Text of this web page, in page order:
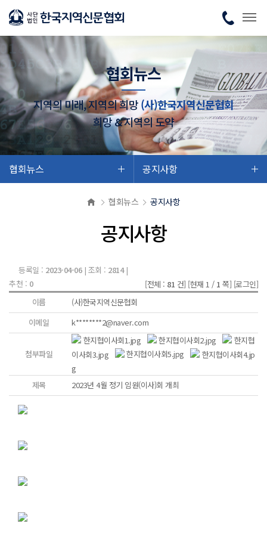
협회뉴스
지역의 미래, 지역의 희망(사)한국지역신문협회
희망 & 지역의 도약
협회뉴스 공지사항
협회뉴스 공지사항
공지사항
등록일 : 2023-04-06| 조회 : 2814|
추천 : 0 [전체 : 81 건] [현재 1 / 1 쪽] [로그인]
이름
(사)한국지역신문협회
이메일
k********2@naver.com
첨부파일
한지협이사회1.jpg 한지협이사회2.jpg
한지협
이사회3.jpg
한지협이사회5.jpg
한지협이사회4.jp
g
제목
2023년 4월 정기 임원(이사)회 개최